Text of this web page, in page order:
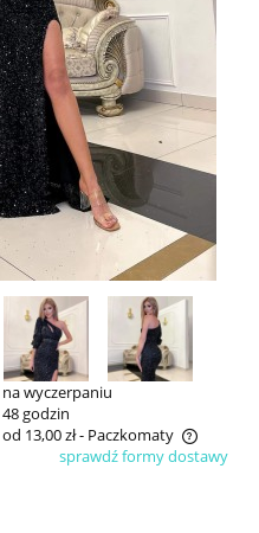
na wyczerpaniu
48 godzin
od 13,00 zł- Paczkomaty
kosztów płatności
sprawdź formy dostawy